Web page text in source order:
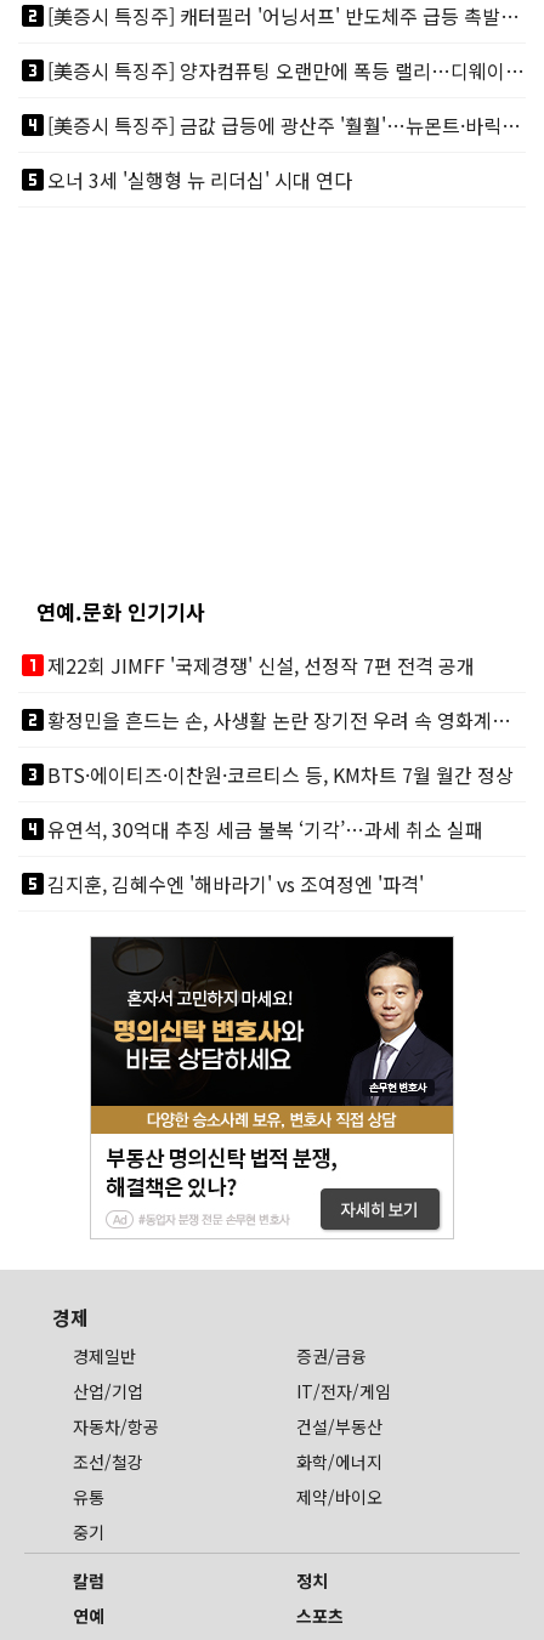
looks_two
[美증시 특징주] 캐터필러 '어닝서프' 반도체주 급등 촉발…"AI 데이터센터 건설 강력"
looks_3
[美증시 특징주] 양자컴퓨팅 오랜만에 폭등 랠리…디웨이브·아이온큐 주도
looks_4
[美증시 특징주] 금값 급등에 광산주 '훨훨'…뉴몬트·바릭마이닝 주도
looks_5오너 3세 '실행형 뉴 리더십' 시대 연다
연예.문화 인기기사
looks_one제22회 JIMFF '국제경쟁' 신설, 선정작 7편 전격 공개
looks_two
황정민을 흔드는 손, 사생활 논란 장기전 우려 속 영화계도 리스크
looks_3BTS·에이티즈·이찬원·코르티스 등, KM차트 7월 월간 정상
looks_4유연석, 30억대 추징 세금 불복 ‘기각’…과세 취소 실패
looks_5김지훈, 김혜수엔 '해바라기' vs 조여정엔 '파격'
경제
경제일반
증권/금융
산업/기업
IT/전자/게임
자동차/항공
건설/부동산
조선/철강
화학/에너지
유통
제약/바이오
중기
칼럼
정치
연예
스포츠